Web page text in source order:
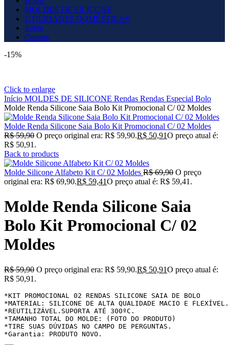
MOLDES DE SILICONE
UTILIDADES DOMÉSTICAS
Sobre
Contato
-15%
Click to enlarge
Início MOLDES DE SILICONE Rendas Rendas Especial Bolo
Molde Renda Silicone Saia Bolo Kit Promocional C/ 02 Moldes
Molde Renda Silicone Saia Bolo Kit Promocional C/ 02 Moldes
R$59,90 O preço original era: R$ 59,90.R$ 50,91O preço atual é:
R$ 50,91.
Back to products
Molde Silicone Alfabeto Kit C/ 02 Moldes R$69,90 O preço
original era: R$ 69,90.R$ 59,41O preço atual é: R$ 59,41.
Molde Renda Silicone Saia
Bolo Kit Promocional C/ 02
Moldes
R$59,90 O preço original era: R$ 59,90.R$ 50,91O preço atual é:
R$ 50,91.
*KIT PROMOCIONAL 02 RENDAS SILICONE SAIA DE BOLO
*MATERIAL: SILICONE DE ALTA QUALIDADE MACIO E FLEXÍVEL.
*REUTILIZÁVEL.SUPORTA ATÉ 300ºC.
*TAMANHO TOTAL DO MOLDE: (FOTO DO PRODUTO)
*TIRE SUAS DÚVIDAS NO CAMPO DE PERGUNTAS.
*Garantia: PRODUTO NOVO.